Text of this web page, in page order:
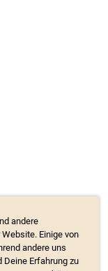
andere
Einige von
andere uns
Deine Erfahrung zu